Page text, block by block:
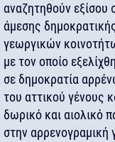
αναζητηθούν εξίσου
άμεσης
γεωργικών
με τον οποίο
σε δημοκρατία
του αττικού γένους
δωρικό και αιολικό
στην